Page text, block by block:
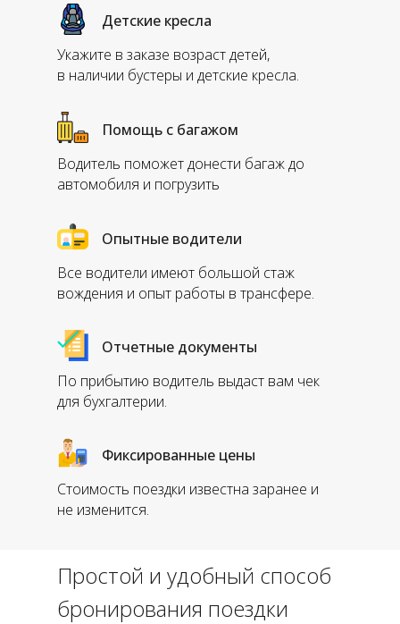
Укажите в заказе возраст детей,
в наличии бустеры и детские кресла.
Водитель поможет донести багаж до
автомобиля и погрузить
Детские кресла
Помощь с багажом
Все водители имеют большой стаж
вождения и опыт работы в трансфере.
По прибытию водитель выдаст вам чек
для бухгалтерии.
Стоимость поездки известна заранее и
не изменится.
Опытные водители
Отчетные документы
Фиксированные цены
Простой и удобный способ
бронирования поездки